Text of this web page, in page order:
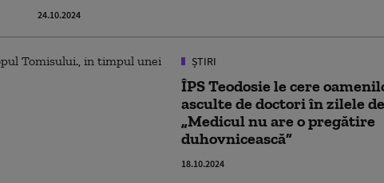
24.10.2024
ȘTIRI
ÎPS Teodosie le cere
asculte de doctori în zilele
„Medicul nu are o pregătire
duhovnicească”
18.10.2024